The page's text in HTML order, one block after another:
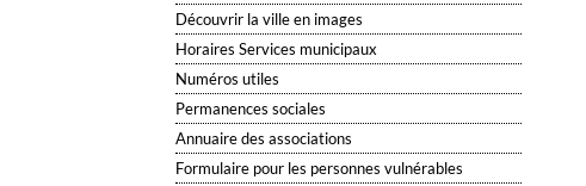
Découvrir la ville en images
Horaires Services municipaux
Numéros utiles
Permanences sociales
Annuaire des associations
Formulaire pour les personnes vulnérables